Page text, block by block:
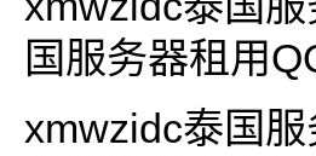
国服务器租用
xmwzidc泰国